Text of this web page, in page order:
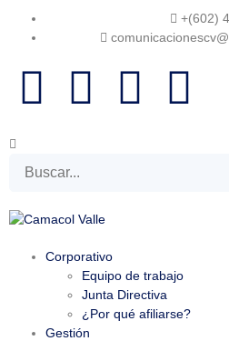
+(602)
Corporativo
Equipo de trabajo
Junta Directiva
¿Por qué afiliarse?
Gestión